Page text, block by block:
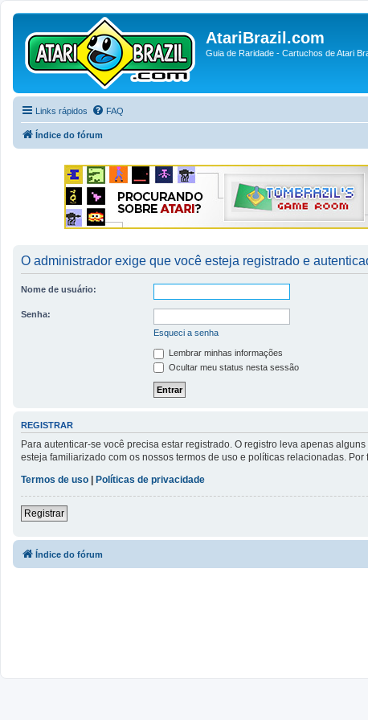
AtariBrazil.com
Guia de Raridade - Cartuchos de Atari
Links rápidos FAQ
Índice do fórum
O administrador exige que você esteja registrado e
Nome de usuário:
Senha:
Esqueci a senha
Lembrar minhas informações
Ocultar meu status nesta sessão
REGISTRAR
Para autenticar-se você precisa estar registrado. O registro leva apenas
esteja familiarizado com os nossos termos de uso e políticas relacionadas.
Termos de uso | Políticas de privacidade
Registrar
Índice do fórum